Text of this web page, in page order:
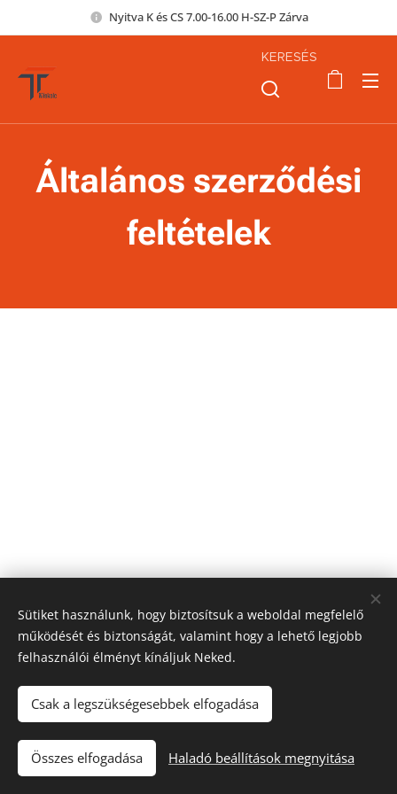
Nyitva K és CS 7.00-16.00 H-SZ-P Zárva
KERESÉS
Általános szerződési
feltételek
Sütik
Sütiket használunk, hogy biztosítsuk a weboldal megfelelő
működését és biztonságát, valamint hogy a lehető legjobb
felhasználói élményt kínáljuk Neked.
Csak a legszükségesebbek elfogadása
Összes elfogadása Haladó beállítások megnyitása